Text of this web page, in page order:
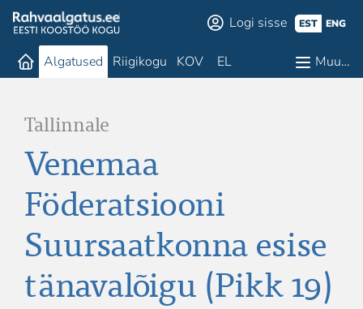
Logi sisse EST ENG
Algatused Riigikogu KOV EL Muu…
Tallinnale
Venemaa
Föderatsiooni
Suursaatkonna esise
tänavalõigu (Pikk 19)